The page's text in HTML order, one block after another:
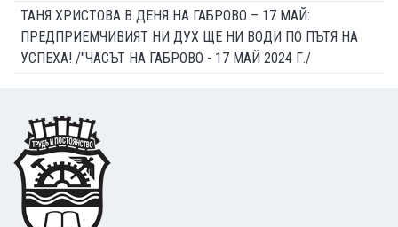
ТАНЯ ХРИСТОВА В ДЕНЯ НА ГАБРОВО – 17 МАЙ:
ПРЕДПРИЕМЧИВИЯТ НИ ДУХ ЩЕ НИ ВОДИ ПО ПЪТЯ НА
УСПЕХА! /"ЧАСЪТ НА ГАБРОВО - 17 МАЙ 2024 Г./
Footer